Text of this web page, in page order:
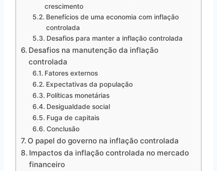
crescimento
Benefícios de uma economia com inflação
controlada
Desafios para manter a inflação controlada
Desafios na manutenção da inflação
controlada
Fatores externos
Expectativas da população
Políticas monetárias
Desigualdade social
Fuga de capitais
Conclusão
O papel do governo na inflação controlada
Impactos da inflação controlada no mercado
financeiro